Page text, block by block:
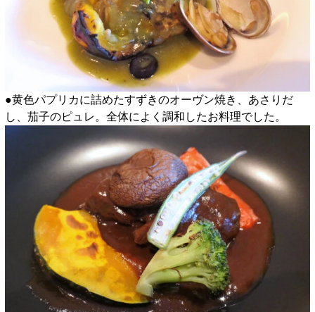
●黄色パプリカに詰めたすずきのオーヴン焼き、あさりだ
し、茄子のピュレ。全体によく調和したお料理でした。